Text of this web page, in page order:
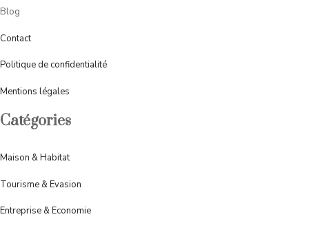
Blog
Contact
Politique de confidentialité
Mentions légales
Catégories
Maison & Habitat
Tourisme & Evasion
Entreprise & Economie